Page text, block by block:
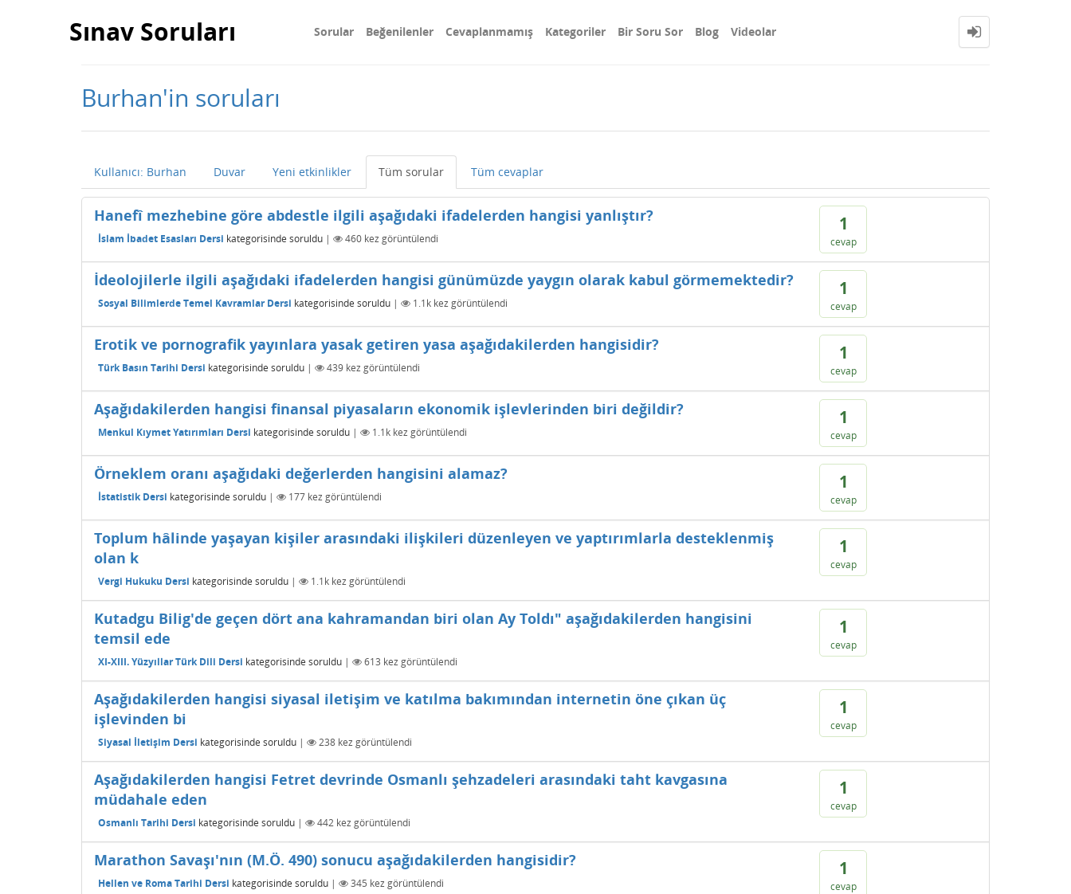
Sınav Soruları Sorular Beğenilenler Cevaplanmamış Kategoriler Bir Soru Sor Blog Videolar
Burhan'in soruları
Kullanıcı: Burhan Duvar Yeni etkinlikler Tüm sorular Tüm cevaplar
1
cevap
Hanefî mezhebine göre abdestle ilgili aşağıdaki ifadelerden hangisi yanlıştır?
İslam İbadet Esasları Dersi kategorisinde soruldu | 460 kez görüntülendi
1
cevap
İdeolojilerle ilgili aşağıdaki ifadelerden hangisi günümüzde yaygın olarak kabul görmemektedir?
Sosyal Bilimlerde Temel Kavramlar Dersi kategorisinde soruldu | 1.1k kez görüntülendi
1
cevap
Erotik ve pornografik yayınlara yasak getiren yasa aşağıdakilerden hangisidir?
Türk Basın Tarihi Dersi kategorisinde soruldu | 439 kez görüntülendi
1
cevap
Aşağıdakilerden hangisi finansal piyasaların ekonomik işlevlerinden biri değildir?
Menkul Kıymet Yatırımları Dersi kategorisinde soruldu | 1.1k kez görüntülendi
1
cevap
Örneklem oranı aşağıdaki değerlerden hangisini alamaz?
İstatistik Dersi kategorisinde soruldu | 177 kez görüntülendi
1
cevap
Toplum hâlinde yaşayan kişiler arasındaki ilişkileri düzenleyen ve yaptırımlarla desteklenmiş
olan k
Vergi Hukuku Dersi kategorisinde soruldu | 1.1k kez görüntülendi
1
cevap
Kutadgu Bilig'de geçen dört ana kahramandan biri olan Ay Toldı" aşağıdakilerden hangisini
temsil ede
XI-XIII. Yüzyıllar Türk Dili Dersi kategorisinde soruldu | 613 kez görüntülendi
1
cevap
Aşağıdakilerden hangisi siyasal iletişim ve katılma bakımından internetin öne çıkan üç
işlevinden bi
Siyasal İletişim Dersi kategorisinde soruldu | 238 kez görüntülendi
1
cevap
Aşağıdakilerden hangisi Fetret devrinde Osmanlı şehzadeleri arasındaki taht kavgasına
müdahale eden
Osmanlı Tarihi Dersi kategorisinde soruldu | 442 kez görüntülendi
1
cevap
Marathon Savaşı'nın (M.Ö. 490) sonucu aşağıdakilerden hangisidir?
Hellen ve Roma Tarihi Dersi kategorisinde soruldu | 345 kez görüntülendi